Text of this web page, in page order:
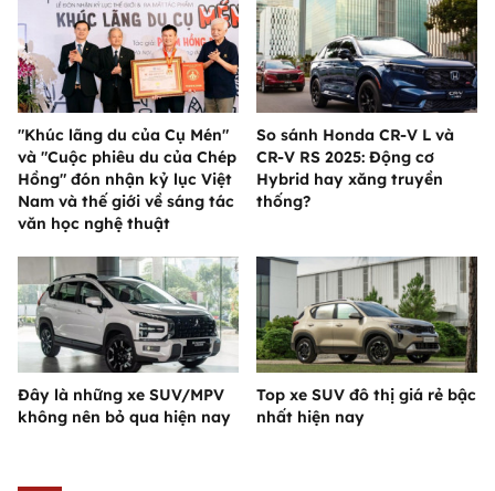
"Khúc lãng du của Cụ Mén"
và "Cuộc phiêu du của Chép
Hồng" đón nhận kỷ lục Việt
Nam và thế giới về sáng tác
văn học nghệ thuật
So sánh Honda CR-V L và
CR-V RS 2025: Động cơ
Hybrid hay xăng truyền
thống?
Đây là những xe SUV/MPV
không nên bỏ qua hiện nay
Top xe SUV đô thị giá rẻ bậc
nhất hiện nay